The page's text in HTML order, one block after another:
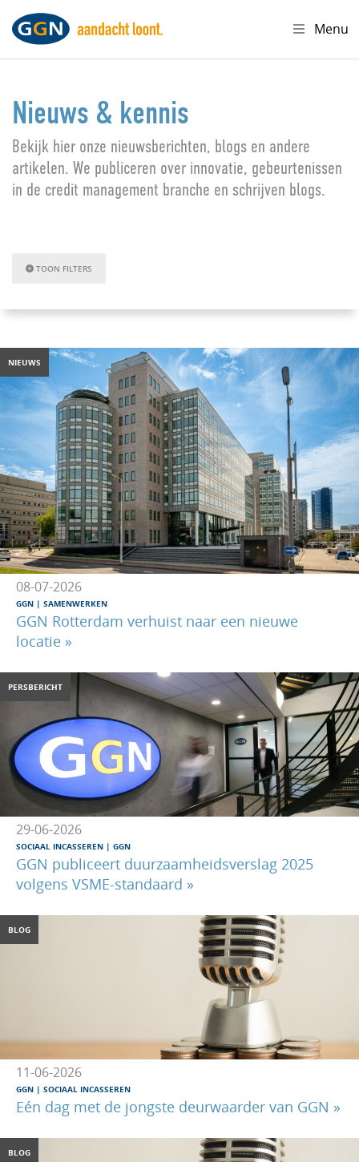
Menu
Nieuws & kennis
Bekijk hier onze nieuwsberichten, blogs en andere
artikelen. We publiceren over innovatie, gebeurtenissen
in de credit management branche en schrijven blogs.
TOON FILTERS
NIEUWS
08-07-2026
GGN SAMENWERKEN
GGN Rotterdam verhuist naar een nieuwe
locatie »
PERSBERICHT
29-06-2026
SOCIAAL INCASSEREN GGN
GGN publiceert duurzaamheidsverslag 2025
volgens VSME-standaard »
BLOG
11-06-2026
GGN SOCIAAL INCASSEREN
Eén dag met de jongste deurwaarder van GGN »
BLOG